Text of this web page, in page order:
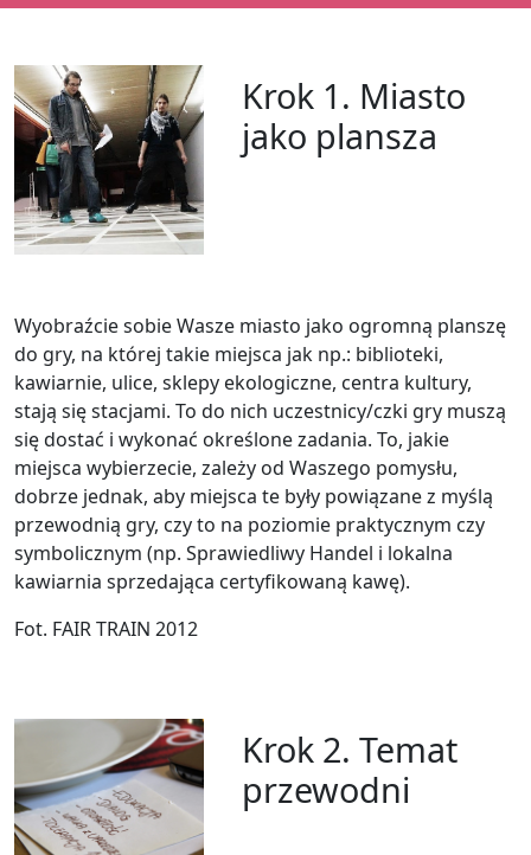
Krok 1. Miasto
jako plansza
Wyobraźcie sobie Wasze miasto jako ogromną planszę
do gry, na której takie miejsca jak np.: biblioteki,
kawiarnie, ulice, sklepy ekologiczne, centra kultury,
stają się stacjami. To do nich uczestnicy/czki gry muszą
się dostać i wykonać określone zadania. To, jakie
miejsca wybierzecie, zależy od Waszego pomysłu,
dobrze jednak, aby miejsca te były powiązane z myślą
przewodnią gry, czy to na poziomie praktycznym czy
symbolicznym (np. Sprawiedliwy Handel i lokalna
kawiarnia sprzedająca certyfikowaną kawę).
Fot. FAIR TRAIN 2012
Krok 2. Temat
przewodni